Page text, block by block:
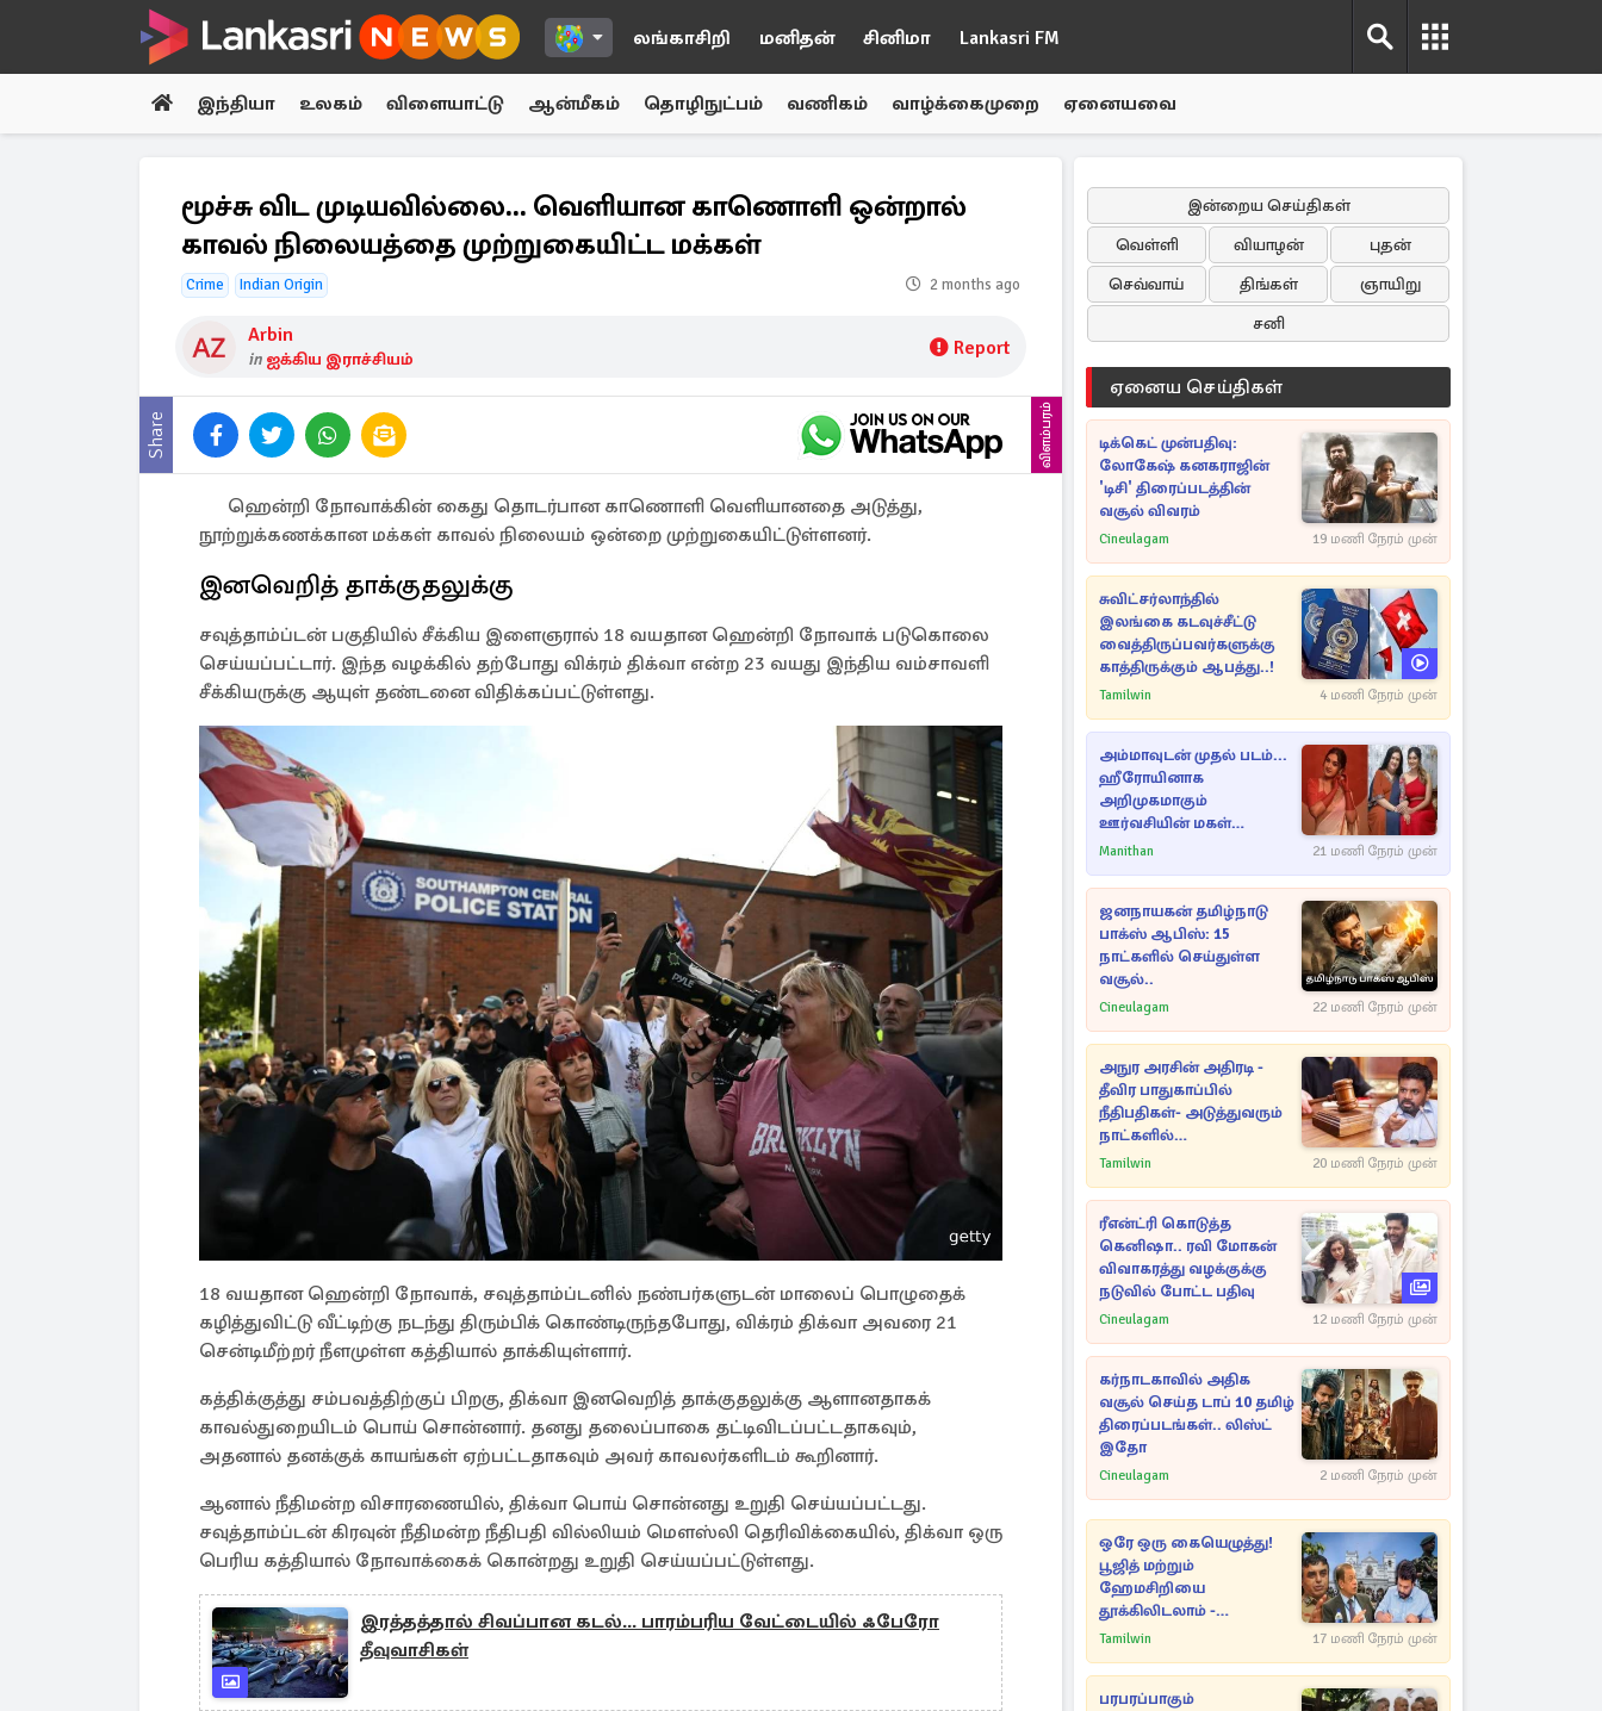
லங்காசிறி மனிதன் சினிமா Lankasri FM
இந்தியா உலகம் விளையாட்டு ஆன்மீகம் தொழிநுட்பம் வணிகம் வாழ்க்கைமுறை ஏனையவை
மூச்சு விட முடியவில்லை... வெளியான காணொளி ஒன்றால்
காவல் நிலையத்தை முற்றுகையிட்ட மக்கள்
Crime Indian Origin 2 months ago
Arbin
in ஐக்கிய இராச்சியம் Report
Share விளம்பரம்
ஹென்றி நோவாக்கின் கைது தொடர்பான காணொளி வெளியானதை அடுத்து,
நூற்றுக்கணக்கான மக்கள் காவல் நிலையம் ஒன்றை முற்றுகையிட்டுள்ளனர்.
இனவெறித் தாக்குதலுக்கு
சவுத்தாம்ப்டன் பகுதியில் சீக்கிய இளைஞரால் 18 வயதான ஹென்றி நோவாக் படுகொலை
செய்யப்பட்டார். இந்த வழக்கில் தற்போது விக்ரம் திக்வா என்ற 23 வயது இந்திய வம்சாவளி
சீக்கியருக்கு ஆயுள் தண்டனை விதிக்கப்பட்டுள்ளது.
18 வயதான ஹென்றி நோவாக், சவுத்தாம்ப்டனில் நண்பர்களுடன் மாலைப் பொழுதைக்
கழித்துவிட்டு வீட்டிற்கு நடந்து திரும்பிக் கொண்டிருந்தபோது, ​​விக்ரம் திக்வா அவரை 21
சென்டிமீற்றர் நீளமுள்ள கத்தியால் தாக்கியுள்ளார்.
கத்திக்குத்து சம்பவத்திற்குப் பிறகு, திக்வா இனவெறித் தாக்குதலுக்கு ஆளானதாகக்
காவல்துறையிடம் பொய் சொன்னார். தனது தலைப்பாகை தட்டிவிடப்பட்டதாகவும்,
அதனால் தனக்குக் காயங்கள் ஏற்பட்டதாகவும் அவர் காவலர்களிடம் கூறினார்.
ஆனால் நீதிமன்ற விசாரணையில், திக்வா பொய் சொன்னது உறுதி செய்யப்பட்டது.
சவுத்தாம்ப்டன் கிரவுன் நீதிமன்ற நீதிபதி வில்லியம் மௌஸ்லி தெரிவிக்கையில், திக்வா ஒரு
பெரிய கத்தியால் நோவாக்கைக் கொன்றது உறுதி செய்யப்பட்டுள்ளது.
இரத்தத்தால் சிவப்பான கடல்... பாரம்பரிய வேட்டையில் ஃபேரோ
தீவுவாசிகள்
இன்றைய செய்திகள்
வெள்ளி
வியாழன்
புதன்
செவ்வாய்
திங்கள்
ஞாயிறு
சனி
ஏனைய செய்திகள்
டிக்கெட் முன்பதிவு:
லோகேஷ் கனகராஜின்
'டிசி' திரைப்படத்தின்
வசூல் விவரம்
Cineulagam 19 மணி நேரம் முன்
சுவிட்சர்லாந்தில்
இலங்கை கடவுச்சீட்டு
வைத்திருப்பவர்களுக்கு
காத்திருக்கும் ஆபத்து..!
Tamilwin 4 மணி நேரம் முன்
அம்மாவுடன் முதல் படம்...
ஹீரோயினாக
அறிமுகமாகும்
ஊர்வசியின் மகள்
தேஜலட்சுமி!
Manithan 21 மணி நேரம் முன்
ஜனநாயகன் தமிழ்நாடு
பாக்ஸ் ஆபிஸ்: 15
நாட்களில் செய்துள்ள
வசூல்..
Cineulagam 22 மணி நேரம் முன்
அநுர அரசின் அதிரடி -
தீவிர பாதுகாப்பில்
நீதிபதிகள்- அடுத்துவரும்
நாட்களில்
அம்பலமாகவுள்ள ரகசியம்
Tamilwin 20 மணி நேரம் முன்
ரீஎன்ட்ரி கொடுத்த
கெனிஷா.. ரவி மோகன்
விவாகரத்து வழக்குக்கு
நடுவில் போட்ட பதிவு
Cineulagam 12 மணி நேரம் முன்
கர்நாடகாவில் அதிக
வசூல் செய்த டாப் 10 தமிழ்
திரைப்படங்கள்.. லிஸ்ட்
இதோ
Cineulagam 2 மணி நேரம் முன்
ஒரே ஒரு கையெழுத்து!
பூஜித் மற்றும்
ஹேமசிறியை
தூக்கிலிடலாம் -
அநுரவுக்குச் சென்ற
Tamilwin 17 மணி நேரம் முன்
பரபரப்பாகும்